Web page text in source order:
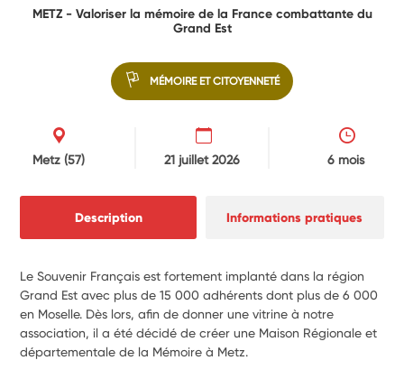
METZ - Valoriser la mémoire de la France combattante du
Grand Est
MÉMOIRE ET CITOYENNETÉ
Metz (57) 21 juillet 2026 6 mois
Description Informations pratiques
Le Souvenir Français est fortement implanté dans la région
Grand Est avec plus de 15 000 adhérents dont plus de 6 000
en Moselle. Dès lors, afin de donner une vitrine à notre
association, il a été décidé de créer une Maison Régionale et
départementale de la Mémoire à Metz.